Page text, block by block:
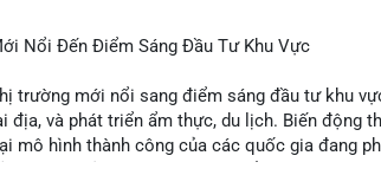
Nổi Đến Điểm Sáng Đầu Tư Khu Vực
trường mới nổi sang điểm sáng đầu tư khu
địa, và phát triển ẩm thực, du lịch. Biến động
mô hình thành công của các quốc gia đang